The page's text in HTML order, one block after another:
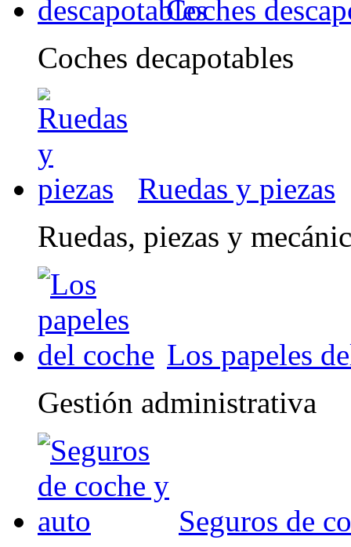
Coches
Coches decapotables
Ruedas y piezas
Ruedas, piezas y
Los papeles
Gestión administrativa
Seguros de